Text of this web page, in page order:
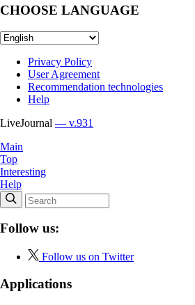
CHOOSE LANGUAGE
Privacy Policy
User Agreement
Recommendation technologies
Help
LiveJournal — v.931
Main
Top
Interesting
Help
Follow us:
Follow us on Twitter
Applications